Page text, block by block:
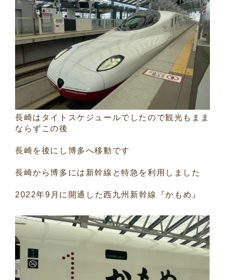
長崎はタイトスケジュールでしたので観光もまま
ならずこの後
長崎を後にし博多へ移動です
長崎から博多には新幹線と特急を利用しました
2022年9月に開通した西九州新幹線『かもめ』